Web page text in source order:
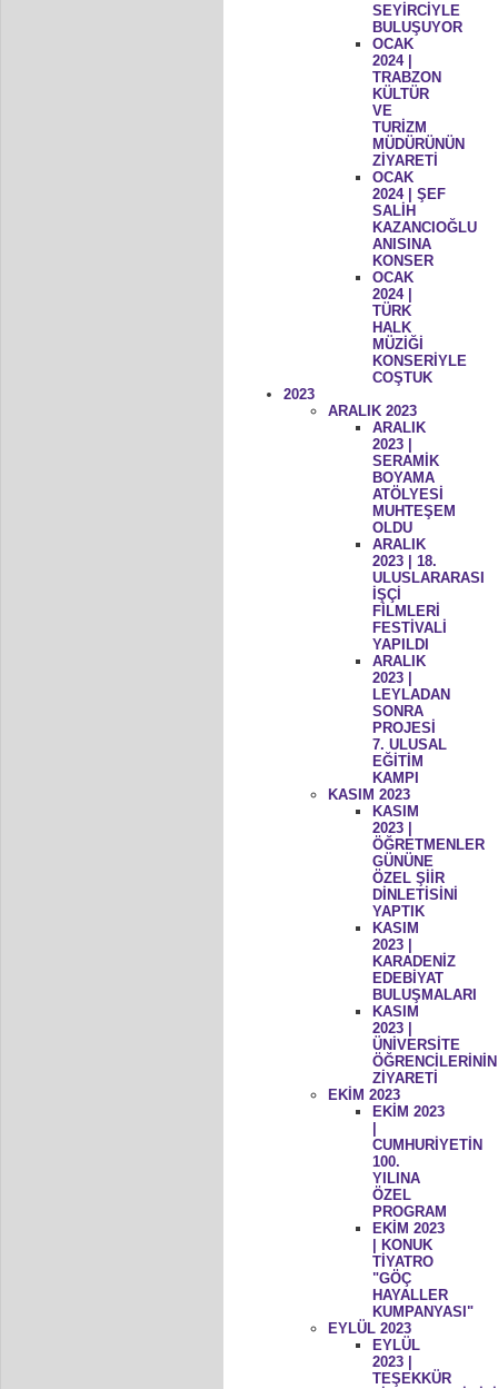
SEYİRCİYLE
BULUŞUYOR
OCAK
2024 |
TRABZON
KÜLTÜR
VE
TURİZM
MÜDÜRÜNÜN
ZİYARETİ
OCAK
2024 | ŞEF
SALİH
KAZANCIOĞLU
ANISINA
KONSER
OCAK
2024 |
TÜRK
HALK
MÜZİĞİ
KONSERİYLE
COŞTUK
2023
ARALIK 2023
ARALIK
2023 |
SERAMİK
BOYAMA
ATÖLYESİ
MUHTEŞEM
OLDU
ARALIK
2023 | 18.
ULUSLARARASI
İŞÇİ
FİLMLERİ
FESTİVALİ
YAPILDI
ARALIK
2023 |
LEYLADAN
SONRA
PROJESİ
7. ULUSAL
EĞİTİM
KAMPI
KASIM 2023
KASIM
2023 |
ÖĞRETMENLER
GÜNÜNE
ÖZEL ŞİİR
DİNLETİSİNİ
YAPTIK
KASIM
2023 |
KARADENİZ
EDEBİYAT
BULUŞMALARI
KASIM
2023 |
ÜNİVERSİTE
ÖĞRENCİLERİNİN
ZİYARETİ
EKİM 2023
EKİM 2023
CUMHURİYETİN
100.
YILINA
ÖZEL
PROGRAM
EKİM 2023
| KONUK
TİYATRO
"GÖÇ
HAYALLER
KUMPANYASI"
EYLÜL 2023
EYLÜL
2023 |
TEŞEKKÜR